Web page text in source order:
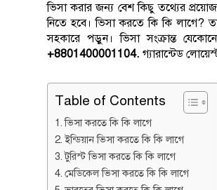
ভিসা করার জন্য বেশ কিছু তথ্যের
নিতে হবে। ভিসা করতে কি কি লাগে?
সহকারে পড়ুন। ভিসা সংক্রান্ত
+8801400001104. গ্যারান্টেড
Table of Contents
ভিসা করতে কি কি লাগে
ইন্ডিয়ান ভিসা করতে কি কি লাগে
টুরিস্ট ভিসা করতে কি কি লাগে
মেডিকেল ভিসা করতে কি কি লাগে